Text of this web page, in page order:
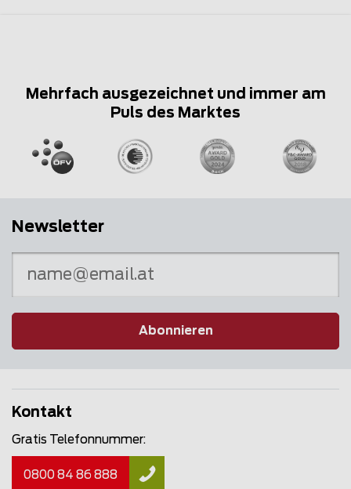
Mehrfach ausgezeichnet und immer am
Puls des Marktes
Newsletter
Abonnieren
Kontakt
Gratis Telefonnummer:
0800 84 86 888